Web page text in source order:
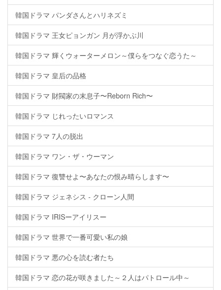
韓国ドラマ パンダさんとハリネズミ
韓国ドラマ 王女ピョンガン 月が浮かぶ川
韓国ドラマ 輝くウォーターメロン～僕らをつなぐ恋うた～
韓国ドラマ 皇后の品格
韓国ドラマ 財閥家の末息子〜Reborn Rich〜
韓国ドラマ じれったいロマンス
韓国ドラマ 7人の脱出
韓国ドラマ ワン・ザ・ウーマン
韓国ドラマ 復讐せよ〜あなたの恨み晴らします〜
韓国ドラマ ジェネシス - クローン人間
韓国ドラマ IRISーアイリスー
韓国ドラマ 世界で一番可愛い私の娘
韓国ドラマ 悪の心を読む者たち
韓国ドラマ 恋の花が咲きました～２人はパトロール中～